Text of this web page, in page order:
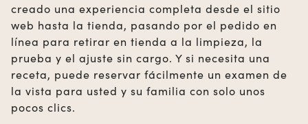
creado una experiencia completa desde el sitio
web hasta la tienda, pasando por el pedido en
línea para retirar en tienda a la limpieza, la
prueba y el ajuste sin cargo. Y si necesita una
receta, puede reservar fácilmente un examen de
la vista para usted y su familia con solo unos
pocos clics.